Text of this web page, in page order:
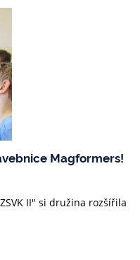
Magformers!
II" si družina rozšířila